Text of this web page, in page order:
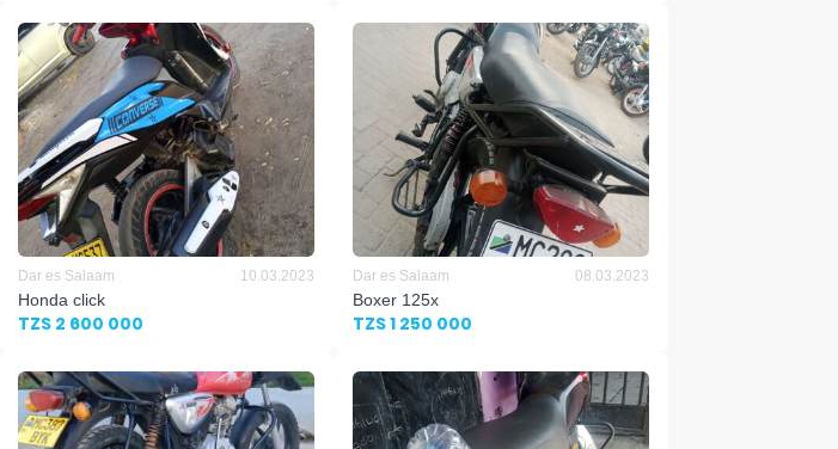
Dar es Salaam 10.03.2023
Honda click
TZS 2 600 000
Dar es Salaam 08.03.2023
Boxer 125x
TZS 1 250 000